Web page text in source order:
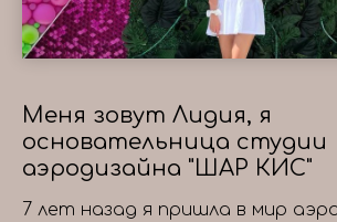
Меня зовут Лидия, я
основательница студии
аэродизайна "ШАР КИС"
7 лет назад я пришла в мир